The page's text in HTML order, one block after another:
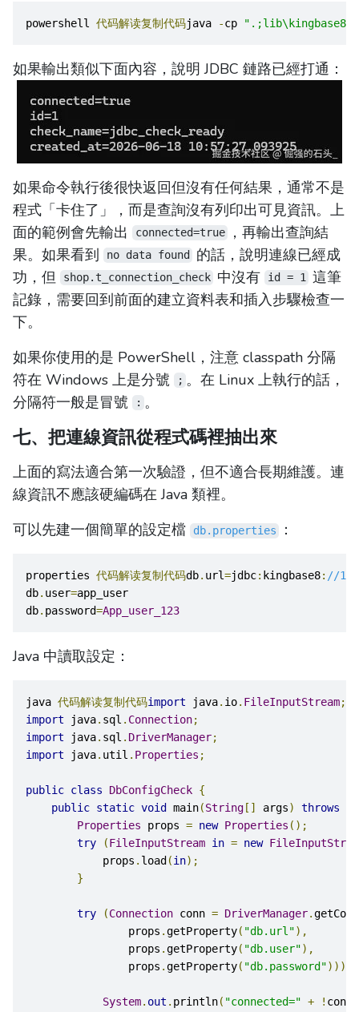
powershell 代码解读复制代码java -cp
如果輸出類似下面內容，說明 JDBC 鏈路已經打通：
如果命令執行後很快返回但沒有任何結果，通常不是
程式「卡住了」，而是查詢沒有列印出可見資訊。上
面的範例會先輸出
connected=true
，再輸出查詢結
果。如果看到
no data found
的話，說明連線已經成
功，但
shop.t_connection_check 中沒有 id = 1 這筆
記錄，需要回到前面的建立資料表和插入步驟檢查一
下。
如果你使用的是 PowerShell，注意 classpath 分隔
符在 Windows 上是分號
; 。在 Linux 上執行的話，
分隔符一般是冒號
: 。
七、把連線資訊從程式碼裡抽出來
上面的寫法適合第一次驗證，但不適合長期維護。連
線資訊不應該硬編碼在 Java 類裡。
可以先建一個簡單的設定檔
db.properties ：
properties 代码解读复制代码db. url=jdbc: kingbase8: //
db. user=app_user
db. password=App_user_123
Java 中讀取設定：
java 代码解读复制代码import java. io. FileInputStream;
import java. sql . Connection;
import java. sql . DriverManager;
import java. util . Properties ;
public class DbConfigCheck {
public static void main(String [] args) throws
Properties props = new Properties ();
try
(FileInputStream in = new
            props
. load (in);
}
try (Connection conn = DriverManager.
                props
.getProperty( "db.url"),
                props
.getProperty( "db.user"),
                props
.getProperty( "db.password")))
System. out . println( "connected=" + ! conn